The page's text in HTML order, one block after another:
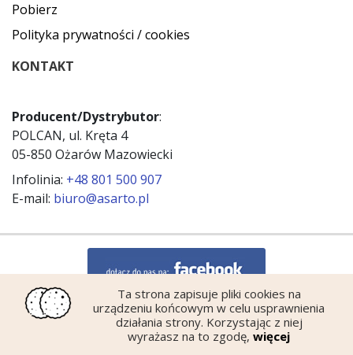
Pobierz
Polityka prywatności / cookies
KONTAKT
Producent/Dystrybutor:
POLCAN, ul. Kręta 4
05-850 Ożarów Mazowiecki
Infolinia: +48 801 500 907
E-mail: biuro@asarto.pl
Ta strona zapisuje pliki cookies na
urządzeniu końcowym w celu usprawnienia
działania strony. Korzystając z niej
wyrażasz na to zgodę, więcej